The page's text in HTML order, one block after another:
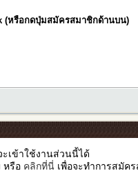
(หรือกดปุ่มสมัครสมาชิกด้านบน)
เข้าใช้งานส่วนนี้ได้
หรือ คลิกที่นี่เพื่อจะทำการสมัค